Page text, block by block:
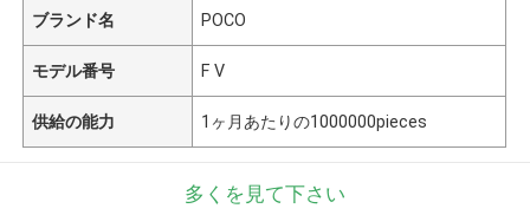
ブランド名 POCO
モデル番号 F V
供給の能力 1ヶ月あたりの1000000pieces
多くを見て下さい